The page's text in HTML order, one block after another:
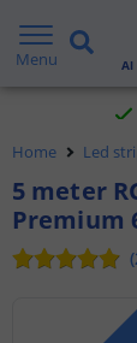
Menu Al
Home
Led
5 meter
Premium
(